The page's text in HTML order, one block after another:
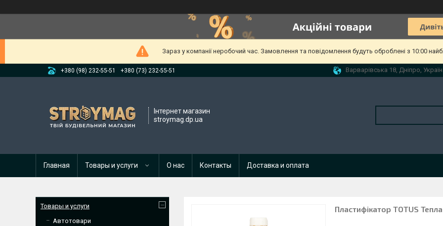
Зараз у компанії неробочий час. Замовлення та повідомлення будуть оброблені з 10:00
+380 (98) 232-55-51 +380 (73) 232-55-51 Варварівська 18, Дніпро,
Інтернет магазин
stroymag.dp.ua
Главная Товары и услуги О нас Контакты Доставка и оплата
Пластифікатор TOTUS
Товары и услуги
Автотовари